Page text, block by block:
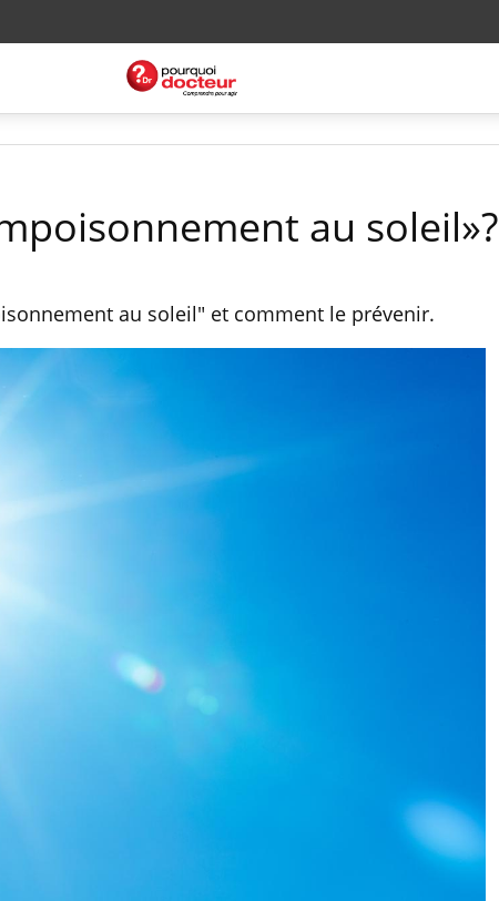
au soleil»?
au soleil" et comment le prévenir.